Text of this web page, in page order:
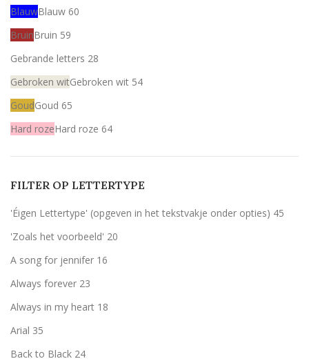
BlauwBlauw 60
BruinBruin 59
Gebrande letters 28
Gebroken witGebroken wit 54
GoudGoud 65
Hard rozeHard roze 64
WitWit
Olijfgroen (zoals het voorbeeld)
5
zwartzwart 7
FILTER OP LETTERTYPE
'Éigen Lettertype' (opgeven in het tekstvakje onder opties) 45
'Zoals het voorbeeld' 20
A song for jennifer 16
Always forever 23
Always in my heart 18
Arial 35
Back to Black 24